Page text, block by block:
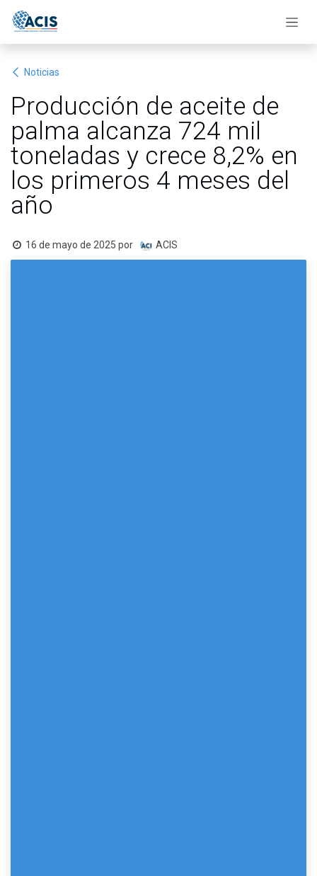
Noticias
Producción de aceite de
palma alcanza 724 mil
toneladas y crece 8,2% en
los primeros 4 meses del
año
16 de mayo de 2025 por ACIS